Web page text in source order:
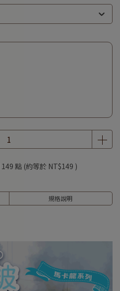
149 點 (約等於 NT$149 )
規格說明